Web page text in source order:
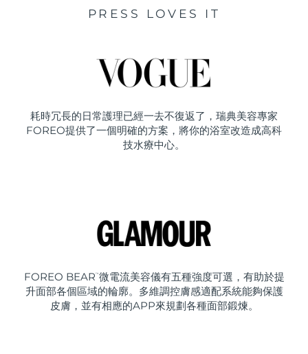
PRESS LOVES IT
耗時冗長的日常護理已經一去不復返了，瑞典美容專家
FOREO提供了一個明確的方案，將你的浴室改造成高科
技水療中心。
FOREO BEAR ™ 微電流美容儀有五種強度可選，有助於提
升面部各個區域的輪廓。多維調控膚感適配系統能夠保護
皮膚，並有相應的APP來規劃各種面部鍛煉。